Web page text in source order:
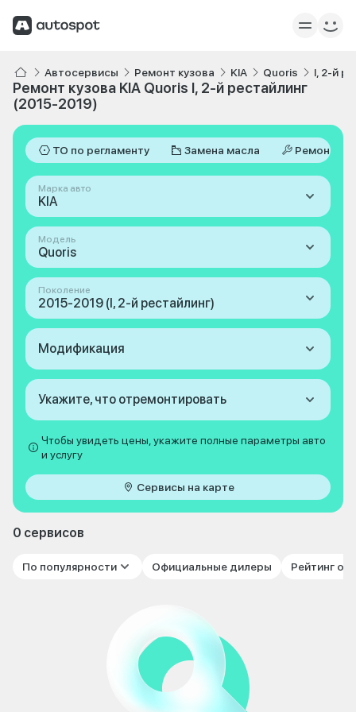
Автосервисы Ремонт кузова KIA Quoris I, 2-й
Ремонт кузова KIA Quoris I, 2-й рестайлинг
(2015-2019)
ТО по регламенту Замена масла Ремонт
Марка авто
KIA
Модель
Quoris
Поколение
2015-2019 (I, 2-й рестайлинг)
Модификация
Укажите, что отремонтировать
Чтобы увидеть цены, укажите полные параметры авто
и услугу
Сервисы на карте
0 сервисов
По популярности Официальные дилеры Рейтинг